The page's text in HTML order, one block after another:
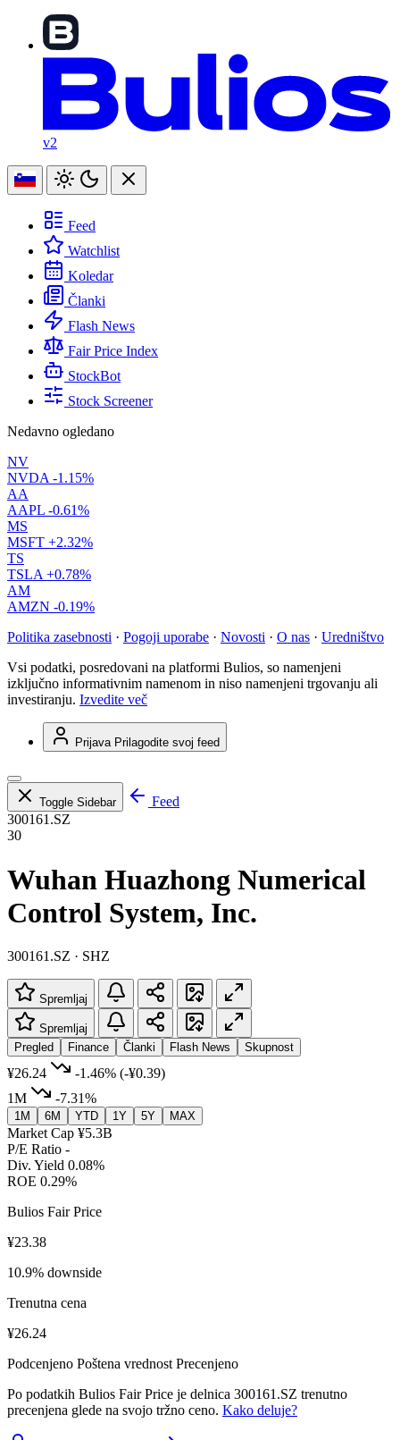
v2
Feed
Watchlist
Koledar
Članki
Flash News
Fair Price Index
StockBot
Stock Screener
Nedavno ogledano
NV
NVDA -1.15%
AA
AAPL -0.61%
MS
MSFT +2.32%
TS
TSLA +0.78%
AM
AMZN -0.19%
Politika zasebnosti · Pogoji uporabe · Novosti · O nas · Uredništvo
Vsi podatki, posredovani na platformi Bulios, so namenjeni
izključno informativnim namenom in niso namenjeni trgovanju ali
investiranju. Izvedite več
Prijava Prilagodite svoj feed
Toggle Sidebar
Feed
300161.SZ
30
Wuhan Huazhong Numerical
Control System, Inc.
300161.SZ · SHZ
Spremljaj
Spremljaj
Pregled
Finance Članki Flash News Skupnost
¥26.24 -1.46% (-¥0.39)
1M
-7.31%
1M 6M YTD 1Y 5Y MAX
Market Cap ¥5.3B
P/E Ratio -
Div. Yield 0.08%
ROE 0.29%
Bulios Fair Price
¥23.38
10.9% downside
Trenutna cena
¥26.24
Podcenjeno Poštena vrednost Precenjeno
Po podatkih Bulios Fair Price je delnica 300161.SZ trenutno
precenjena glede na svojo tržno ceno. Kako deluje?